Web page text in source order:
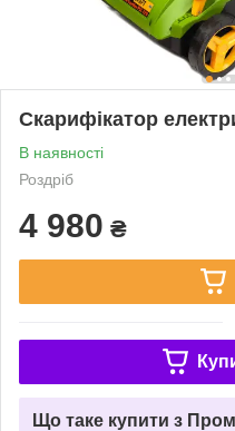
Скарифікатор
В наявності
Роздріб
4 980 ₴
Що таке купити з